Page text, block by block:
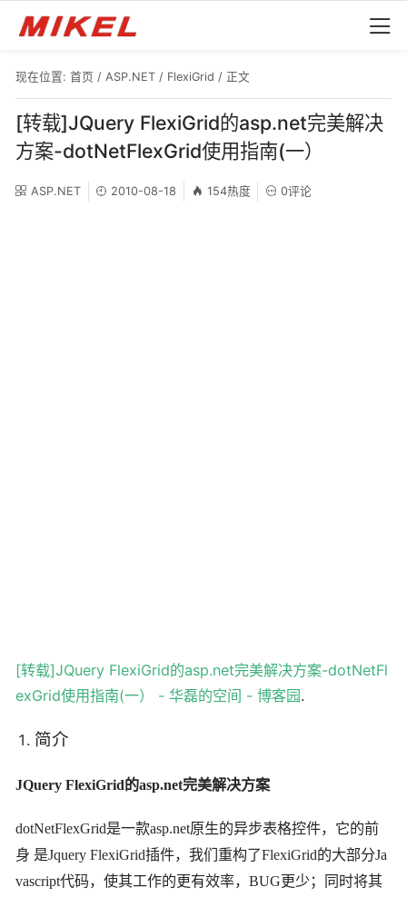
现在位置: 首页 / ASP.NET / FlexiGrid / 正文
[转载]JQuery FlexiGrid的asp.net完美解决
方案-dotNetFlexGrid使用指南(一）
ASP.NET 2010-08-18 154热度 0评论
[转载]JQuery FlexiGrid的asp.net完美解决方案-dotNetFl
exGrid使用指南(一） - 华磊的空间 - 博客园.
简介
JQuery FlexiGrid的asp.net完美解决方案
dotNetFlexGrid是一款asp.net原生的异步表格控件，它的前
身 是Jquery FlexiGrid插件，我们重构了FlexiGrid的大部分Ja
vascript代码，使其工作的更有效率，BUG更少；同时将其